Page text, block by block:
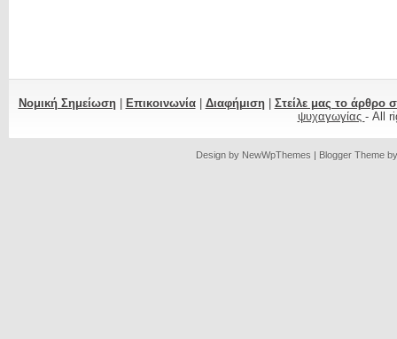
Νομική Σημείωση| Επικοινωνία| Διαφήμιση| Στείλε μας το άρθρο
ψυχαγωγίας - All
Design by NewWpThemes | Blogger Theme